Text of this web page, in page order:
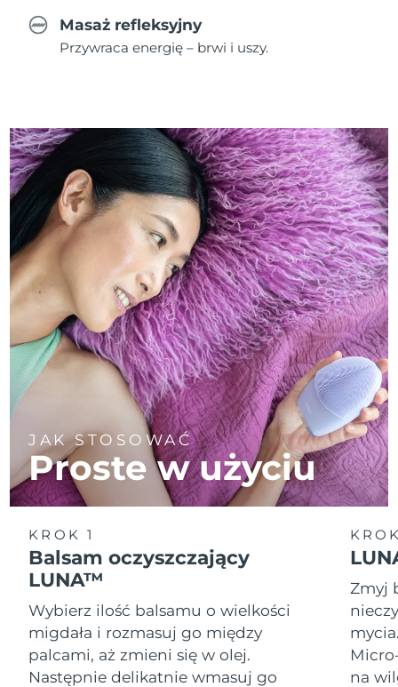
Masaż refleksyjny
Przywraca energię – brwi i uszy.
JAK STOSOWAĆ
Proste w użyciu
KROK 1
Balsam oczyszczający
LUNA™
Wybierz ilość balsamu o wielkości
migdała i rozmasuj go między
palcami, aż zmieni się w olej.
Następnie delikatnie wmasuj go
Zmyj
na